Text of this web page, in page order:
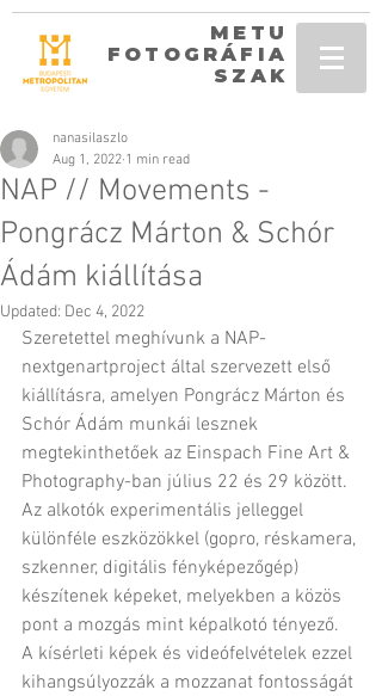
METU
FOTOGRÁFIA
SZAK
NAP // Movements -
Pongrácz Márton & Schór
Ádám kiállítása
nanasilaszlo
Aug 1, 2022 1 min read
Updated: Dec 4, 2022
Szeretettel meghívunk a NAP-
nextgenartproject által szervezett első
kiállításra, amelyen Pongrácz Márton és
Schór Ádám munkái lesznek
megtekinthetőek az Einspach Fine Art &
Photography-ban július 22 és 29 között.
Az alkotók experimentális jelleggel
különféle eszközökkel (gopro, réskamera,
szkenner, digitális fényképezőgép)
készítenek képeket, melyekben a közös
pont a mozgás mint képalkotó tényező.
A kísérleti képek és videófelvételek ezzel
kihangsúlyozzák a mozzanat fontosságát